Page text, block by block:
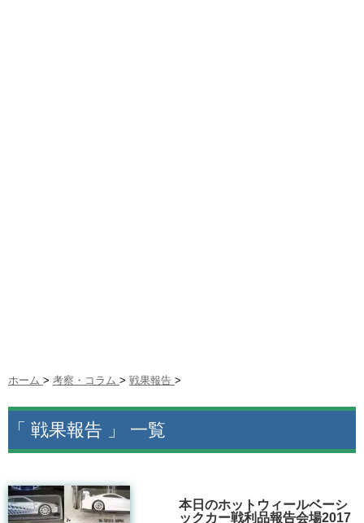
ホーム > 考察・コラム > 戦果報告 >
「 戦果報告 」 一覧
本日のホットウィールベーシ
ックカー戦利品報告会場2017